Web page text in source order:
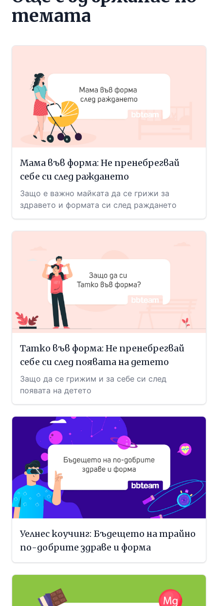
темата
Мама във форма: Не пренебрегвай
себе си след раждането
Защо е важно майката да се грижи за
здравето и формата си след раждането
Татко във форма: Не пренебрегвай
себе си след появата на детето
Защо да се грижим и за себе си след
появата на детето
Уелнес коучинг: Бъдещето на трайно
по-добрите здраве и форма